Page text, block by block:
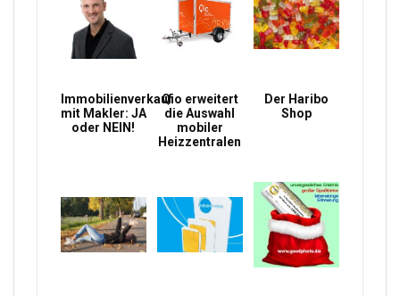
Immobilienverkauf
mit Makler: JA
oder NEIN!
Qio erweitert
die Auswahl
mobiler
Heizzentralen
Der Haribo
Shop